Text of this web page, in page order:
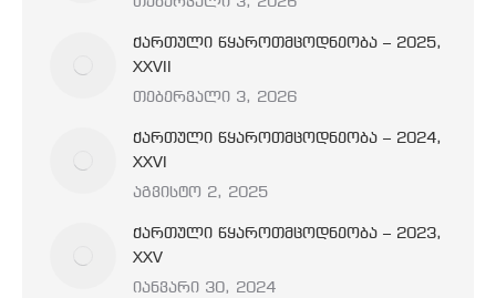
ქართული წყაროთმცოდნეობა – 2025,
XXVII
თებერვალი 3, 2026
ქართული წყაროთმცოდნეობა – 2024,
XXVI
აგვისტო 2, 2025
ქართული წყაროთმცოდნეობა – 2023,
XXV
იანვარი 30, 2024